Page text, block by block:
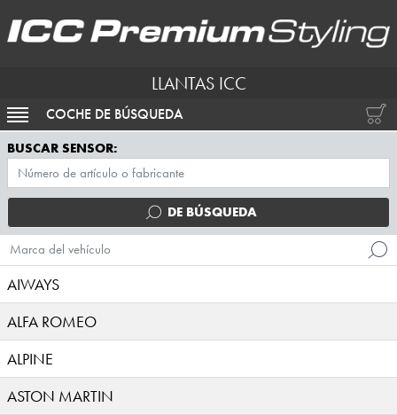
LLANTAS ICC
ACTIVAR NAVEGACIÓN
COCHE DE BÚSQUEDA
BUSCAR SENSOR:
DE BÚSQUEDA
Marca del vehículo
AIWAYS
ALFA ROMEO
ALPINE
ASTON MARTIN